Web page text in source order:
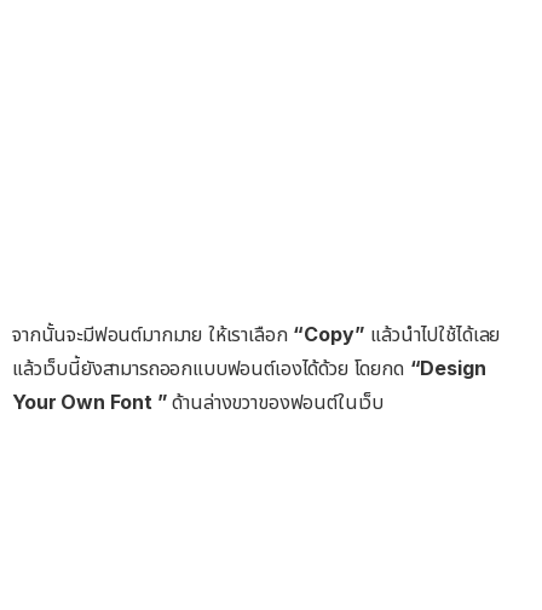
จากนั้นจะมีฟอนต์มากมาย ให้เราเลือก “Copy” แล้วนำไปใช้ได้เลย
แล้วเว็บนี้ยังสามารถออกแบบฟอนต์เองได้ด้วย โดยกด “Design
Your Own Font ”ด้านล่างขวาของฟอนต์ในเว็บ